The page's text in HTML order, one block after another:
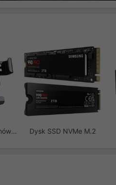
Akcesoria do telefonów GSM Dysk SSD NVMe M.2